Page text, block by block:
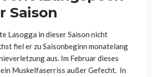
Saison
Lasogga in dieser Saison nicht
fiel er zu Saisonbeginn monatelang
aus. Im Februar dieses
ein Muskelfaserriss außer Gefecht. In